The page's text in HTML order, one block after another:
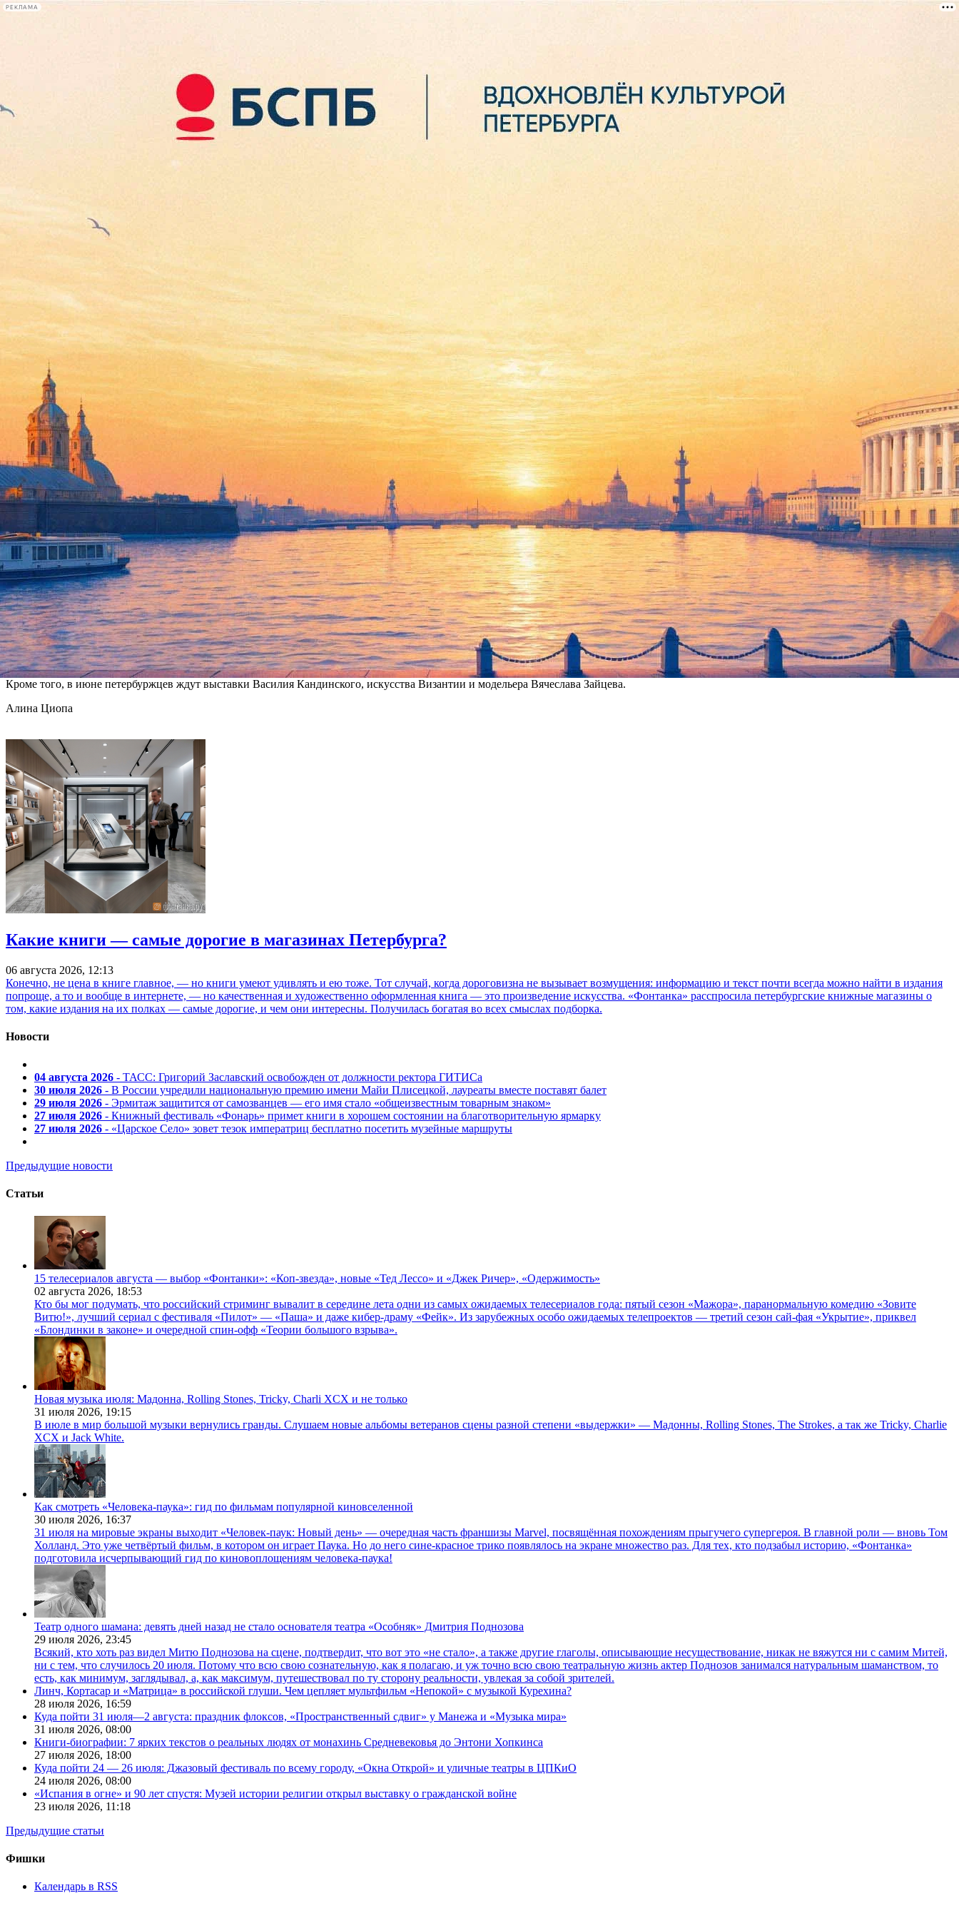
РЕКЛАМА
лекции
книги
Эрмитаж покажет «всякие гадости» и «не гадости»
25 мая 2016,
Директор музея Михаил Пиотровский представил очередную плеяду выставок, которые откроются для посетителей в ближайшие недели. Например, насыщенным днем в Эрмитаже обещает
стать 7 июня. В этот день для посетителей в Главном штабе откроется выставка «Реализмы», на которой будут представлены картины британского художника Митча Гриффитса, американского
скульптора Тони Маттели, который в прошлом работал ассистентом знаменитого Джеффа Кунса, и американского художника Джима Шоу, чьи работы написаны на старых потрескавшихся
театральных задниках.
- Это выставка про современный брутальный гиперреализм, на картинах будут изображены всякие гадости – и не гадости тоже, – иронично анонсировал Пиотровский. – 10 июня в 18.00
начнется ночной интеллектуальный марафон, что интереснее, чем «Ночь музеев»: всю ночь будут обсуждаться проблемы реализма, искусства, современного искусства – в общем, Эрмитаж
станет местом для дискуссий. А для тех, кому не нравится гиперреализм, в одном из залов-трансформеров Главного штаба одновременно с 7 июня будет выставлено полотно Рубенса
«Воскресение Христа» – только что из реставрации. И с 8 июня в Зимнем дворце откроется выставка Кранахов. Так что кому не нравится реализм – пожалуйста, Кранах. Кстати, кранаховские
женщины тоже для многих не идеал красоты…
Еще одну выставку, которую предстоит увидеть петербуржцам в июне, директор Эрмитажа анонсировал как «открытие». С 21 июня в Двенадцатиколонном зале можно будет познакомиться с
выставкой Эрте, который прямо в названии экспозиции назван «гением ар-деко». Интересно, что этот художник по происхождению петербуржец, его настоящее имя Роман Петрович Тыртов.
Он прожил почти 100 лет (1892-1990) и запомнился миру в том числе как сценограф и модельер. В 1912 году он навсегда уехал из России в Париж, где составил из первых букв имени и
фамилии свой псевдоним, под которым стал известен в разных странах. Эрте сотрудничал со знаменитыми американскими и французскими модными журналами (Harper's Bazaar, Vogue,
Cosmopolitan), для которых рисовал обложки. А также создавал костюмы и декорации для опер, мюзиклов и бродвейских шоу.
Кроме того, в июне петербуржцев ждут выставки Василия Кандинского, искусства Византии и модельера Вячеслава Зайцева.
Алина Циопа
Какие книги — самые дорогие в магазинах Петербурга?
06 августа 2026, 12:13
Конечно, не цена в книге главное, — но книги умеют удивлять и ею тоже. Тот случай, когда дороговизна не вызывает возмущения: информацию и текст почти всегда можно найти в издания
попроще, а то и вообще в интернете, — но качественная и художественно оформленная книга — это произведение искусства. «Фонтанка» расспросила петербургские книжные магазины о
том, какие издания на их полках — самые дорогие, и чем они интересны. Получилась богатая во всех смыслах подборка.
Новости
04 августа 2026 - ТАСС: Григорий Заславский освобожден от должности ректора ГИТИСа
30 июля 2026 - В России учредили национальную премию имени Майи Плисецкой, лауреаты вместе поставят балет
29 июля 2026 - Эрмитаж защитится от самозванцев — его имя стало «общеизвестным товарным знаком»
27 июля 2026 - Книжный фестиваль «Фонарь» примет книги в хорошем состоянии на благотворительную ярмарку
27 июля 2026 - «Царское Село» зовет тезок императриц бесплатно посетить музейные маршруты
Предыдущие новости
Статьи
15 телесериалов августа — выбор «Фонтанки»: «Коп-звезда», новые «Тед Лессо» и «Джек Ричер», «Одержимость»
02 августа 2026, 18:53
Кто бы мог подумать, что российский стриминг вывалит в середине лета одни из самых ожидаемых телесериалов года: пятый сезон «Мажора», паранормальную комедию «Зовите
Витю!», лучший сериал с фестиваля «Пилот» — «Паша» и даже кибер-драму «Фейк». Из зарубежных особо ожидаемых телепроектов — третий сезон сай-фая «Укрытие», приквел
«Блондинки в законе» и очередной спин-офф «Теории большого взрыва».
Новая музыка июля: Мадонна, Rolling Stones, Tricky, Charli XCX и не только
31 июля 2026, 19:15
В июле в мир большой музыки вернулись гранды. Слушаем новые альбомы ветеранов сцены разной степени «выдержки» — Мадонны, Rolling Stones, The Strokes, а так же Tricky, Charlie
XCX и Jack White.
Как смотреть «Человека-паука»: гид по фильмам популярной киновселенной
30 июля 2026, 16:37
31 июля на мировые экраны выходит «Человек-паук: Новый день» — очередная часть франшизы Marvel, посвящённая похождениям прыгучего супергероя. В главной роли — вновь Том
Холланд. Это уже четвёртый фильм, в котором он играет Паука. Но до него сине-красное трико появлялось на экране множество раз. Для тех, кто подзабыл историю, «Фонтанка»
подготовила исчерпывающий гид по киновоплощениям человека-паука!
Театр одного шамана: девять дней назад не стало основателя театра «Особняк» Дмитрия Поднозова
29 июля 2026, 23:45
Всякий, кто хоть раз видел Митю Поднозова на сцене, подтвердит, что вот это «не стало», а также другие глаголы, описывающие несуществование, никак не вяжутся ни с самим Митей,
ни с тем, что случилось 20 июля. Потому что всю свою сознательную, как я полагаю, и уж точно всю свою театральную жизнь актер Поднозов занимался натуральным шаманством, то
есть, как минимум, заглядывал, а, как максимум, путешествовал по ту сторону реальности, увлекая за собой зрителей.
Линч, Кортасар и «Матрица» в российской глуши. Чем цепляет мультфильм «Непокой» с музыкой Курехина?
28 июля 2026, 16:59
Куда пойти 31 июля—2 августа: праздник флоксов, «Пространственный сдвиг» у Манежа и «Музыка мира»
31 июля 2026, 08:00
Книги-биографии: 7 ярких текстов о реальных людях от монахинь Средневековья до Энтони Хопкинса
27 июля 2026, 18:00
Куда пойти 24 — 26 июля: Джазовый фестиваль по всему городу, «Окна Открой» и уличные театры в ЦПКиО
24 июля 2026, 08:00
«Испания в огне» и 90 лет спустя: Музей истории религии открыл выставку о гражданской войне
23 июля 2026, 11:18
Предыдущие статьи
Фишки
Календарь в RSS